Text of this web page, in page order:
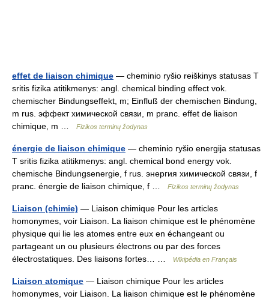
effet de liaison chimique — cheminio ryšio reiškinys statusas T
sritis fizika atitikmenys: angl. chemical binding effect vok.
chemischer Bindungseffekt, m; Einfluß der chemischen Bindung,
m rus. эффект химической связи, m pranc. effet de liaison
chimique, m …
Fizikos terminų žodynas
énergie de liaison chimique — cheminio ryšio energija statusas
T sritis fizika atitikmenys: angl. chemical bond energy vok.
chemische Bindungsenergie, f rus. энергия химической связи, f
pranc. énergie de liaison chimique, f …
Fizikos terminų žodynas
Liaison (chimie) — Liaison chimique Pour les articles
homonymes, voir Liaison. La liaison chimique est le phénomène
physique qui lie les atomes entre eux en échangeant ou
partageant un ou plusieurs électrons ou par des forces
électrostatiques. Des liaisons fortes… …
Wikipédia en Français
Liaison atomique — Liaison chimique Pour les articles
homonymes, voir Liaison. La liaison chimique est le phénomène